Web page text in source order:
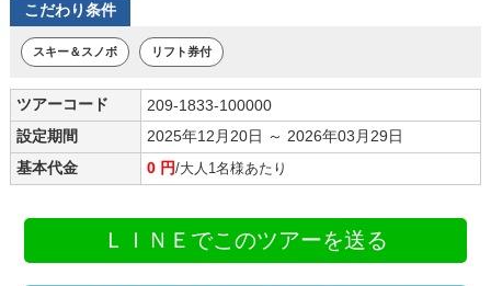
こだわり条件
スキー＆スノボ リフト券付
ツアーコード
209-1833-100000
設定期間
2025年12月20日 ～ 2026年03月29日
基本代金
0 円/大人1名様あたり
ＬＩＮＥでこのツアーを送る